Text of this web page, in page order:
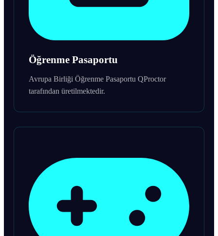
Öğrenme Pasaportu
Avrupa Birliği Öğrenme Pasaportu QProctor
tarafından üretilmektedir.